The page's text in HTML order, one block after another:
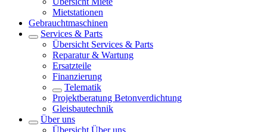
Mietstationen
Gebrauchtmaschinen
Services & Parts
Übersicht Services & Parts
Reparatur & Wartung
Ersatzteile
Finanzierung
Telematik
Projektberatung Betonverdichtung
Gleisbautechnik
Über uns
Übersicht Über uns